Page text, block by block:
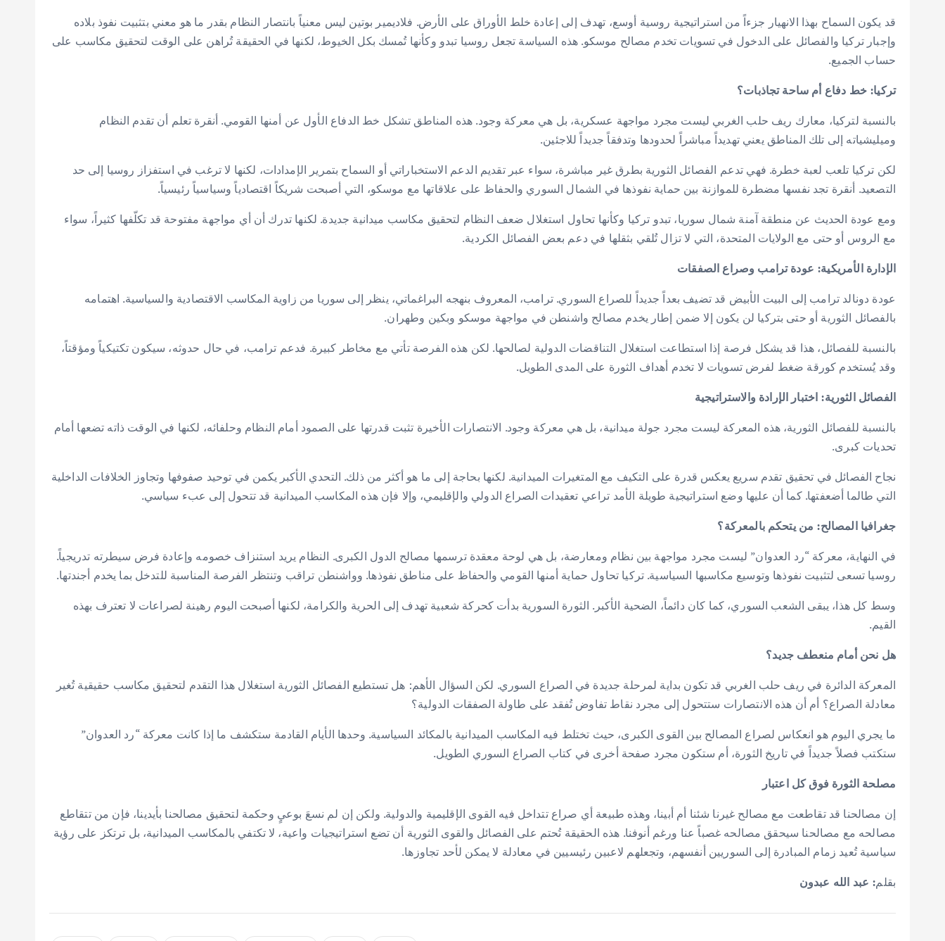
قد يكون السماح بهذا الانهيار جزءاً من استراتيجية روسية أوسع، تهدف إلى إعادة خلط الأوراق على الأرض. فلاديمير بوتين ليس معنياً بانتصار النظام بقدر ما هو معني بتثبيت نفوذ بلاده
وإجبار تركيا والفصائل على الدخول في تسويات تخدم مصالح موسكو. هذه السياسة تجعل روسيا تبدو وكأنها تُمسك بكل الخيوط، لكنها في الحقيقة تُراهن على الوقت لتحقيق مكاسب على
حساب الجميع.
تركيا: خط دفاع أم ساحة تجاذبات؟
بالنسبة لتركيا، معارك ريف حلب الغربي ليست مجرد مواجهة عسكرية، بل هي معركة وجود. هذه المناطق تشكل خط الدفاع الأول عن أمنها القومي. أنقرة تعلم أن تقدم النظام
وميليشياته إلى تلك المناطق يعني تهديداً مباشراً لحدودها وتدفقاً جديداً للاجئين.
لكن تركيا تلعب لعبة خطرة. فهي تدعم الفصائل الثورية بطرق غير مباشرة، سواء عبر تقديم الدعم الاستخباراتي أو السماح بتمرير الإمدادات، لكنها لا ترغب في استفزاز روسيا إلى حد
التصعيد. أنقرة تجد نفسها مضطرة للموازنة بين حماية نفوذها في الشمال السوري والحفاظ على علاقاتها مع موسكو، التي أصبحت شريكاً اقتصادياً وسياسياً رئيسياً.
ومع عودة الحديث عن منطقة آمنة شمال سوريا، تبدو تركيا وكأنها تحاول استغلال ضعف النظام لتحقيق مكاسب ميدانية جديدة. لكنها تدرك أن أي مواجهة مفتوحة قد تكلّفها كثيراً، سواء
مع الروس أو حتى مع الولايات المتحدة، التي لا تزال تُلقي بثقلها في دعم بعض الفصائل الكردية.
الإدارة الأمريكية: عودة ترامب وصراع الصفقات
عودة دونالد ترامب إلى البيت الأبيض قد تضيف بعداً جديداً للصراع السوري. ترامب، المعروف بنهجه البراغماتي، ينظر إلى سوريا من زاوية المكاسب الاقتصادية والسياسية. اهتمامه
بالفصائل الثورية أو حتى بتركيا لن يكون إلا ضمن إطار يخدم مصالح واشنطن في مواجهة موسكو وبكين وطهران.
بالنسبة للفصائل، هذا قد يشكل فرصة إذا استطاعت استغلال التناقضات الدولية لصالحها. لكن هذه الفرصة تأتي مع مخاطر كبيرة. فدعم ترامب، في حال حدوثه، سيكون تكتيكياً ومؤقتاً،
وقد يُستخدم كورقة ضغط لفرض تسويات لا تخدم أهداف الثورة على المدى الطويل.
الفصائل الثورية: اختبار الإرادة والاستراتيجية
بالنسبة للفصائل الثورية، هذه المعركة ليست مجرد جولة ميدانية، بل هي معركة وجود. الانتصارات الأخيرة تثبت قدرتها على الصمود أمام النظام وحلفائه، لكنها في الوقت ذاته تضعها أمام
تحديات كبرى.
نجاح الفصائل في تحقيق تقدم سريع يعكس قدرة على التكيف مع المتغيرات الميدانية. لكنها بحاجة إلى ما هو أكثر من ذلك. التحدي الأكبر يكمن في توحيد صفوفها وتجاوز الخلافات الداخلية
التي طالما أضعفتها. كما أن عليها وضع استراتيجية طويلة الأمد تراعي تعقيدات الصراع الدولي والإقليمي، وإلا فإن هذه المكاسب الميدانية قد تتحول إلى عبء سياسي.
جغرافيا المصالح: من يتحكم بالمعركة؟
في النهاية، معركة “رد العدوان” ليست مجرد مواجهة بين نظام ومعارضة، بل هي لوحة معقدة ترسمها مصالح الدول الكبرى. النظام يريد استنزاف خصومه وإعادة فرض سيطرته تدريجياً.
روسيا تسعى لتثبيت نفوذها وتوسيع مكاسبها السياسية. تركيا تحاول حماية أمنها القومي والحفاظ على مناطق نفوذها. وواشنطن تراقب وتنتظر الفرصة المناسبة للتدخل بما يخدم أجندتها.
وسط كل هذا، يبقى الشعب السوري، كما كان دائماً، الضحية الأكبر. الثورة السورية بدأت كحركة شعبية تهدف إلى الحرية والكرامة، لكنها أصبحت اليوم رهينة لصراعات لا تعترف بهذه
القيم.
هل نحن أمام منعطف جديد؟
المعركة الدائرة في ريف حلب الغربي قد تكون بداية لمرحلة جديدة في الصراع السوري. لكن السؤال الأهم: هل تستطيع الفصائل الثورية استغلال هذا التقدم لتحقيق مكاسب حقيقية تُغير
معادلة الصراع؟ أم أن هذه الانتصارات ستتحول إلى مجرد نقاط تفاوض تُفقد على طاولة الصفقات الدولية؟
ما يجري اليوم هو انعكاس لصراع المصالح بين القوى الكبرى، حيث تختلط فيه المكاسب الميدانية بالمكائد السياسية. وحدها الأيام القادمة ستكشف ما إذا كانت معركة “رد العدوان”
ستكتب فصلاً جديداً في تاريخ الثورة، أم ستكون مجرد صفحة أخرى في كتاب الصراع السوري الطويل.
مصلحة الثورة فوق كل اعتبار
إن مصالحنا قد تقاطعت مع مصالح غيرنا شئنا أم أبينا، وهذه طبيعة أي صراع تتداخل فيه القوى الإقليمية والدولية. ولكن إن لم نسعَ بوعيٍ وحكمة لتحقيق مصالحنا بأيدينا، فإن من تتقاطع
مصالحه مع مصالحنا سيحقق مصالحه غصباً عنا ورغم أنوفنا. هذه الحقيقة تُحتم على الفصائل والقوى الثورية أن تضع استراتيجيات واعية، لا تكتفي بالمكاسب الميدانية، بل ترتكز على رؤية
سياسية تُعيد زمام المبادرة إلى السوريين أنفسهم، وتجعلهم لاعبين رئيسيين في معادلة لا يمكن لأحد تجاوزها.
بقلم: عبد الله عبدون